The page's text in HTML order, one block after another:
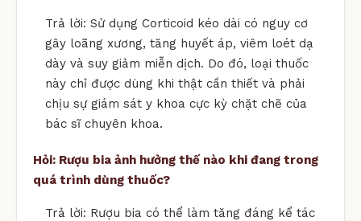
Trả lời: Sử dụng Corticoid kéo dài có nguy cơ
gây loãng xương, tăng huyết áp, viêm loét dạ
dày và suy giảm miễn dịch. Do đó, loại thuốc
này chỉ được dùng khi thật cần thiết và phải
chịu sự giám sát y khoa cực kỳ chặt chẽ của
bác sĩ chuyên khoa.
Hỏi: Rượu bia ảnh hưởng thế nào khi đang trong
quá trình dùng thuốc?
Trả lời: Rượu bia có thể làm tăng đáng kể tác